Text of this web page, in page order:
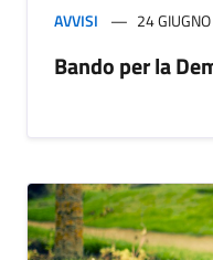
AVVISI 24
Bando per la